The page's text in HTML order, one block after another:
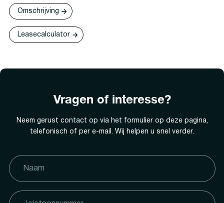
Omschrijving
Leasecalculator
Vragen of interesse?
Neem gerust contact op via het formulier op deze pagina,
telefonisch of per e-mail. Wij helpen u snel verder.